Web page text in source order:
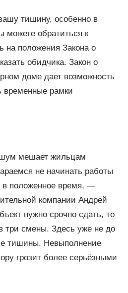
тишину, особенно в
можете обратиться к
на положения Закона о
обидчика. Закон о
доме дает возможность
временные рамки
мешает жильцам
не начинать работы
в положенное время, —
компании Андрей
нужно срочно сдать, то
три смены. Здесь уже не до
тишины. Невыполнение
грозит более серьёзными